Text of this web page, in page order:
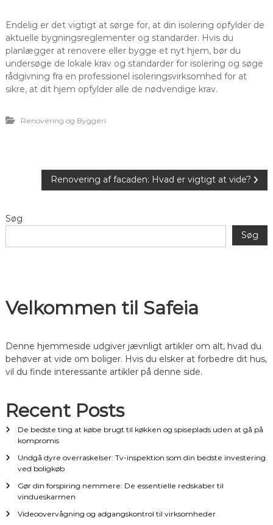
Endelig er det vigtigt at sørge for, at din isolering opfylder de
aktuelle bygningsreglementer og standarder. Hvis du
planlægger at renovere eller bygge et nyt hjem, bør du
undersøge de lokale krav og standarder for isolering og søge
rådgivning fra en professionel isoleringsvirksomhed for at
sikre, at dit hjem opfylder alle de nødvendige krav.
Renovering og Byggeri
n
g
s
n
a
v
i
g
a
Renovering af facaden: Hvad er vigtigt at vide?
Søg
Søg
Velkommen til Safeia
Denne hjemmeside udgiver jævnligt artikler om alt, hvad du
behøver at vide om boliger. Hvis du elsker at forbedre dit hus,
vil du finde interessante artikler på denne side.
Recent Posts
De bedste ting at købe brugt til køkken og spiseplads uden at gå på
kompromis
Undgå dyre overraskelser: Tv-inspektion som din bedste investering
ved boligkøb
Gør din forspiring nemmere: De essentielle redskaber til
vindueskarmen
Videoovervågning og adgangskontrol til virksomheder